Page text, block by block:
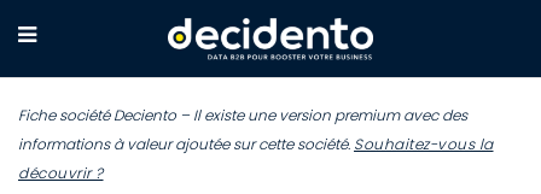
Fiche société Deciento – Il existe une version premium avec des
informations à valeur ajoutée sur cette société. Souhaitez-vous la
découvrir ?